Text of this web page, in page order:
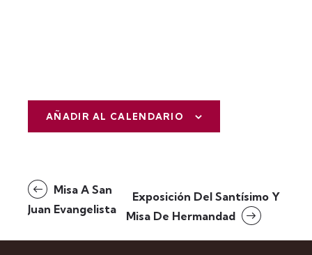
AÑADIR AL CALENDARIO
N
a
v
e
Misa A San
Juan Evangelista
Exposición Del Santísimo Y
Misa De Hermandad